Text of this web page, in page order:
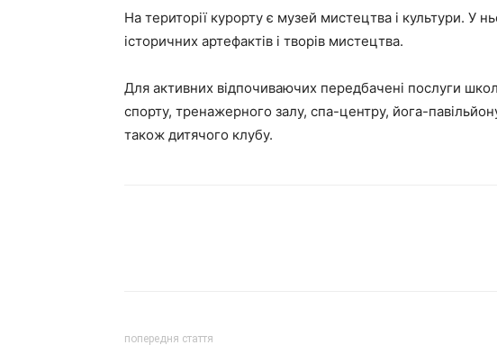
На території курорту є музей мистецтва і культури. У
історичних артефактів і творів мистецтва.
Для активних відпочиваючих передбачені послуги
спорту, тренажерного залу, спа-центру, йога-
також дитячого клубу.
попередня стаття